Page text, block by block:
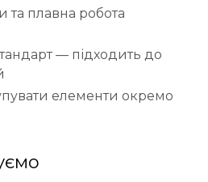
та плавна робота
— підходить до
елементи окремо